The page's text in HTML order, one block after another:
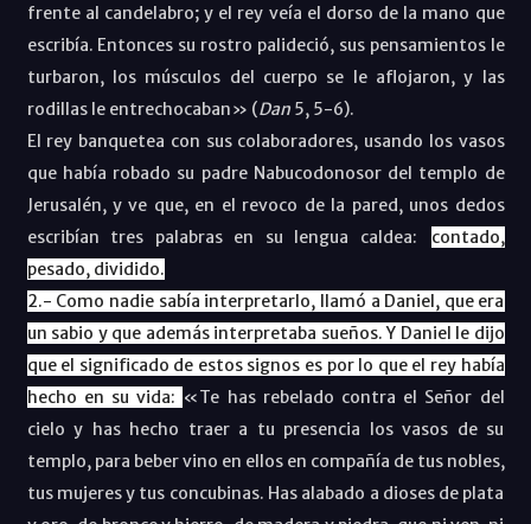
frente al candelabro; y el rey veía el dorso de la mano que
escribía. Entonces su rostro palideció, sus pensamientos le
turbaron, los músculos del cuerpo se le aflojaron, y las
rodillas le entrechocaban» (Dan 5, 5-6).
El rey banquetea con sus colaboradores, usando los vasos
que había robado su padre Nabucodonosor del templo de
Jerusalén, y ve que, en el revoco de la pared, unos dedos
escribían tres palabras en su lengua caldea:
contado,
pesado, dividido.
2.- Como nadie sabía interpretarlo, llamó a Daniel, que era
un sabio y que además interpretaba sueños. Y Daniel le dijo
que el significado de estos signos es por lo que el rey había
hecho en su vida: «Te has rebelado contra el Señor del
cielo y has hecho traer a tu presencia los vasos de su
templo, para beber vino en ellos en compañía de tus nobles,
tus mujeres y tus concubinas. Has alabado a dioses de plata